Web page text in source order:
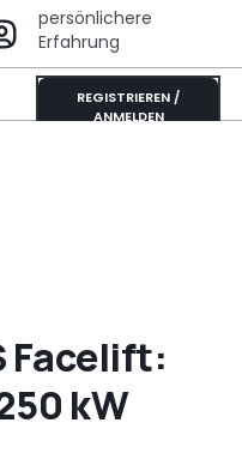
persönlichere
Erfahrung
REGISTRIEREN /
ANMELDEN
Facelift:
kW